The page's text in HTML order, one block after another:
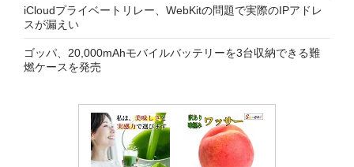
iCloudプライベートリレー、WebKitの問題で実際のIPアドレ
スが漏えい
ゴッパ、20,000mAhモバイルバッテリーを3台収納できる難
燃ケースを発売